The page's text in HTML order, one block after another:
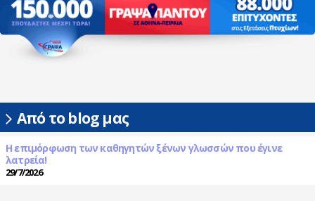
Από το blog μας
Η επιμόρφωση των καθηγητών ξένων γλωσσών που έγινε
λατρεία!
29/7/2026